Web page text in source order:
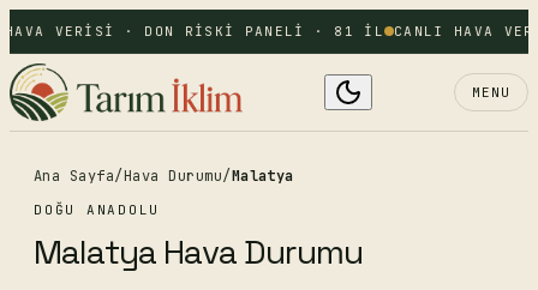
VERISI · DON RISKI PANELI · 81 IL CANLI HAVA
MENU
Ana Sayfa/Hava Durumu/Malatya
DOĞU ANADOLU
Malatya Hava Durumu